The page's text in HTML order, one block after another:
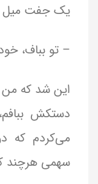
یک جفت میل
– تو بباف،
این شد که من
دستکش
می‌کردم که
سهمی هرچند